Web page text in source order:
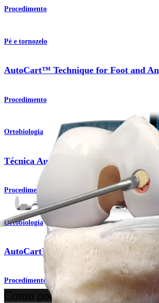
Procedimento
Pé e tornozelo
AutoCart™ Technique for Foot and
Procedimento
Ortobiologia
Técnica AutoCart™ para o quadril
Procedimento
Ortobiologia
AutoCart™ Technique for the Knee
Procedimento
Como podemos ajudar?